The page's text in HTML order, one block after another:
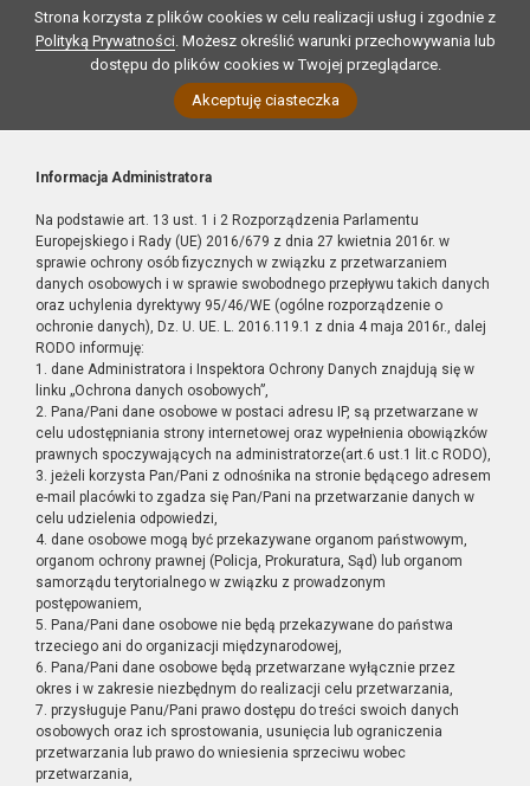
Strona korzysta z plików cookies w celu realizacji usług i zgodnie z
Polityką Prywatności. Możesz określić warunki przechowywania lub
dostępu do plików cookies w Twojej przeglądarce.
Akceptuję ciasteczka
Informacja Administratora
Na podstawie art. 13 ust. 1 i 2 Rozporządzenia Parlamentu
Europejskiego i Rady (UE) 2016/679 z dnia 27 kwietnia 2016r. w
sprawie ochrony osób fizycznych w związku z przetwarzaniem
danych osobowych i w sprawie swobodnego przepływu takich danych
oraz uchylenia dyrektywy 95/46/WE (ogólne rozporządzenie o
ochronie danych), Dz. U. UE. L. 2016.119.1 z dnia 4 maja 2016r., dalej
RODO informuję:
1. dane Administratora i Inspektora Ochrony Danych znajdują się w
linku „Ochrona danych osobowych”,
2. Pana/Pani dane osobowe w postaci adresu IP, są przetwarzane w
celu udostępniania strony internetowej oraz wypełnienia obowiązków
prawnych spoczywających na administratorze(art.6 ust.1 lit.c RODO),
3. jeżeli korzysta Pan/Pani z odnośnika na stronie będącego adresem
e-mail placówki to zgadza się Pan/Pani na przetwarzanie danych w
celu udzielenia odpowiedzi,
4. dane osobowe mogą być przekazywane organom państwowym,
organom ochrony prawnej (Policja, Prokuratura, Sąd) lub organom
samorządu terytorialnego w związku z prowadzonym
postępowaniem,
5. Pana/Pani dane osobowe nie będą przekazywane do państwa
trzeciego ani do organizacji międzynarodowej,
6. Pana/Pani dane osobowe będą przetwarzane wyłącznie przez
okres i w zakresie niezbędnym do realizacji celu przetwarzania,
7. przysługuje Panu/Pani prawo dostępu do treści swoich danych
osobowych oraz ich sprostowania, usunięcia lub ograniczenia
przetwarzania lub prawo do wniesienia sprzeciwu wobec
przetwarzania,